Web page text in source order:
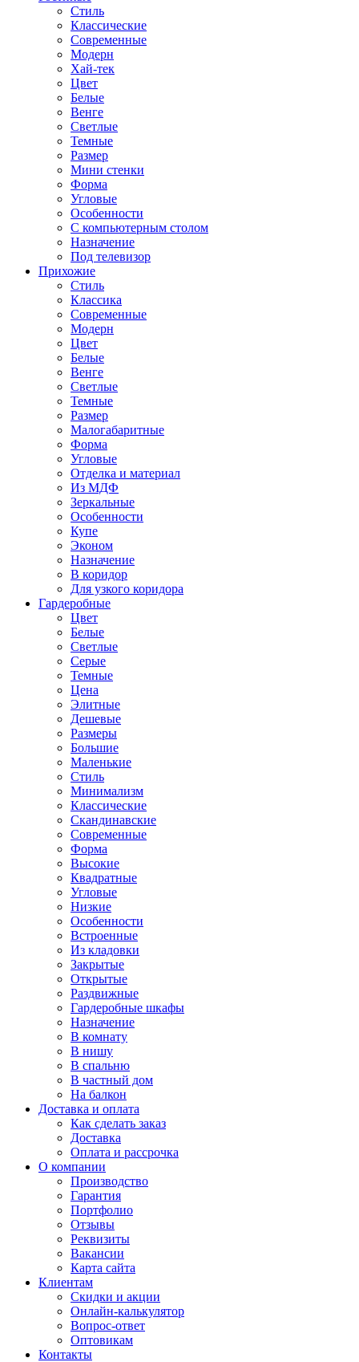
Стиль
Классические
Современные
Модерн
Хай-тек
Цвет
Белые
Венге
Светлые
Темные
Размер
Мини стенки
Форма
Угловые
Особенности
С компьютерным столом
Назначение
Под телевизор
Прихожие
Стиль
Классика
Современные
Модерн
Цвет
Белые
Венге
Светлые
Темные
Размер
Малогабаритные
Форма
Угловые
Отделка и материал
Из МДФ
Зеркальные
Особенности
Купе
Эконом
Назначение
В коридор
Для узкого коридора
Гардеробные
Цвет
Белые
Светлые
Серые
Темные
Цена
Элитные
Дешевые
Размеры
Большие
Маленькие
Стиль
Минимализм
Классические
Скандинавские
Современные
Форма
Высокие
Квадратные
Угловые
Низкие
Особенности
Встроенные
Из кладовки
Закрытые
Открытые
Раздвижные
Гардеробные шкафы
Назначение
В комнату
В нишу
В спальню
В частный дом
На балкон
Доставка и оплата
Как сделать заказ
Доставка
Оплата и рассрочка
О компании
Производство
Гарантия
Портфолио
Отзывы
Реквизиты
Вакансии
Карта сайта
Клиентам
Скидки и акции
Онлайн-калькулятор
Вопрос-ответ
Оптовикам
Контакты